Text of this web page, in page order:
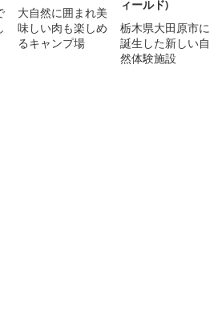
大自然に囲まれ美
味しい肉も楽しめ
るキャンプ場
ィールド)
栃木県大田原市に
誕生した新しい自
然体験施設